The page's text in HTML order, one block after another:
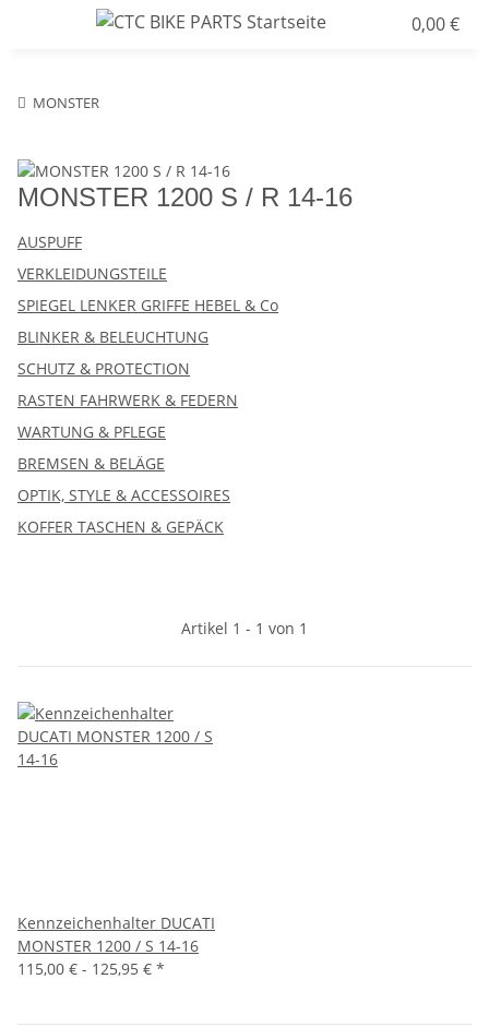
0,00 €
MONSTER
MONSTER 1200 S / R 14-16
AUSPUFF
VERKLEIDUNGSTEILE
SPIEGEL LENKER GRIFFE HEBEL & Co
BLINKER & BELEUCHTUNG
SCHUTZ & PROTECTION
RASTEN FAHRWERK & FEDERN
WARTUNG & PFLEGE
BREMSEN & BELÄGE
OPTIK, STYLE & ACCESSOIRES
KOFFER TASCHEN & GEPÄCK
Artikel 1 - 1 von 1
Kennzeichenhalter DUCATI
MONSTER 1200 / S 14-16
115,00 € - 125,95 € *